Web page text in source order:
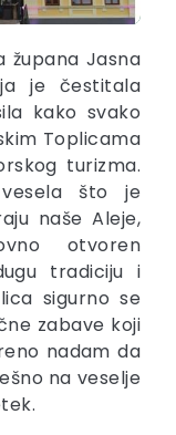
župana Jasna
je čestitala
kako svako
Toplicama
turizma.
što je
naše Aleje,
otvoren
tradiciju i
sigurno se
zabave koji
nadam da
na veselje